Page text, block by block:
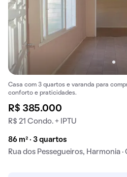
Casa com 3 quartos e varanda para
conforto e praticidades.
R$ 385.000
R$ 21 Condo. + IPTU
86 m² · 3 quartos
Rua dos Pessegueiros, Harmonia ·